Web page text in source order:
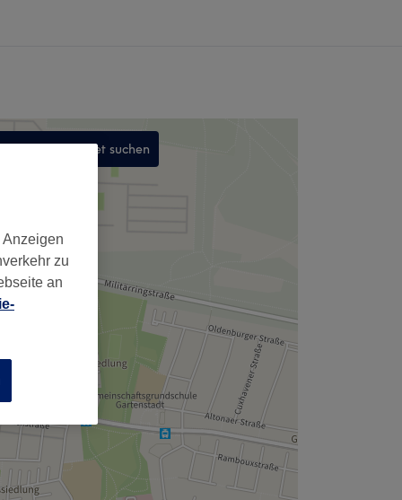
In diesem Gebiet suchen
zu
an